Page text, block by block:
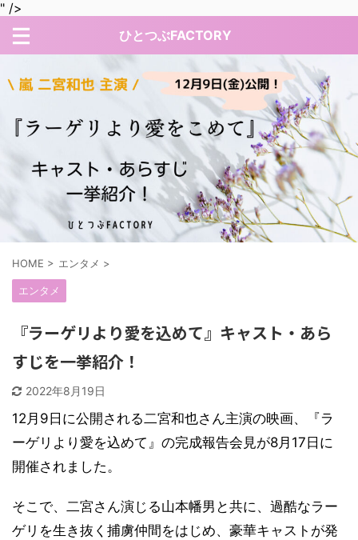
" />
ひとつぶFACTORY
HOME > エンタメ >
エンタメ
『ラーゲリより愛を込めて』キャスト・あら
すじを一挙紹介！
2022年8月19日
12月9日に公開される二宮和也さん主演の映画、『ラ
ーゲリより愛を込めて』の完成報告会見が8月17日に
開催されました。
そこで、二宮さん演じる山本幡男と共に、過酷なラー
ゲリを生き抜く捕虜仲間をはじめ、豪華キャストが発